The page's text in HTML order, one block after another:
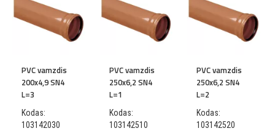
PVC vamzdis
200x4,9 SN4
L=3
Kodas:
103142030
PVC vamzdis
250x6,2 SN4
L=1
Kodas:
103142510
PVC vamzdis
250x6,2 SN4
L=2
Kodas:
103142520